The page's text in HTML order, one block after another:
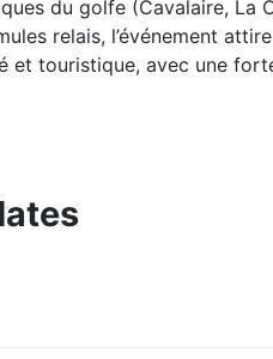
du golfe (Cavalaire,
relais, l’événement
et touristique, avec une